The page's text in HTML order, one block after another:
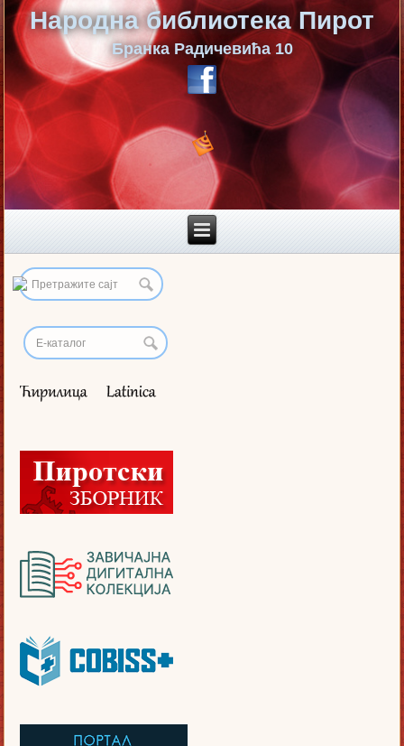
Народна библиотека Пирот
Бранка Радичевића 10